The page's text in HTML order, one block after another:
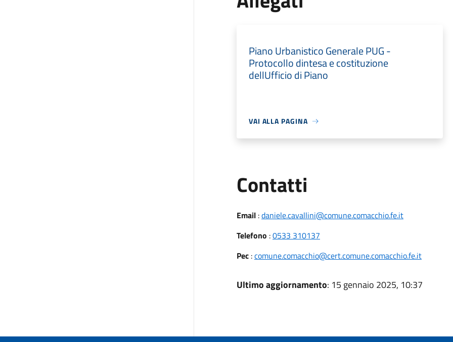
Piano Urbanistico Generale PUG -
Protocollo dintesa e costituzione
dellUfficio di Piano
VAI ALLA PAGINA
Contatti
Email:daniele.cavallini@comune.comacchio.fe.it
Telefono :0533 310137
Pec:comune.comacchio@cert.comune.comacchio.fe.it
Ultimo aggiornamento: 15 gennaio 2025, 10:37